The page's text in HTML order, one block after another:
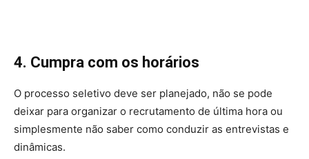
4. Cumpra com os horários
O processo seletivo deve ser planejado, não se pode
deixar para organizar o recrutamento de última hora ou
simplesmente não saber como conduzir as entrevistas e
dinâmicas.